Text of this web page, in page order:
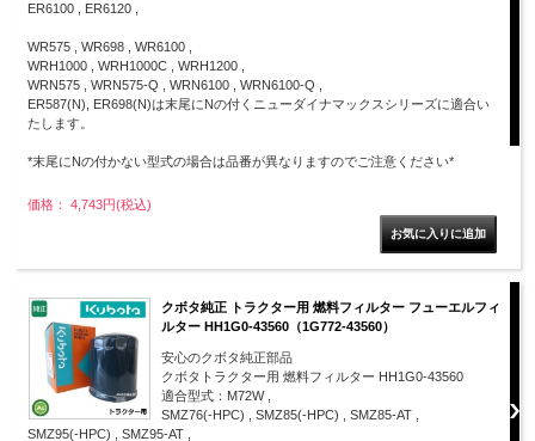
ER6100 , ER6120 ,
WR575 , WR698 , WR6100 ,
WRH1000 , WRH1000C , WRH1200 ,
WRN575 , WRN575-Q , WRN6100 , WRN6100-Q ,
ER587(N), ER698(N)は末尾にNの付くニューダイナマックスシリーズに適合い
たします。
*末尾にNの付かない型式の場合は品番が異なりますのでご注意ください*
価格： 4,743円(税込)
クボタ純正 トラクター用 燃料フィルター フューエルフィ
ルター HH1G0-43560（1G772-43560）
安心のクボタ純正部品
クボタトラクター用 燃料フィルター HH1G0-43560
適合型式：M72W ,
SMZ76(-HPC) , SMZ85(-HPC) , SMZ85-AT ,
SMZ95(-HPC) , SMZ95-AT ,